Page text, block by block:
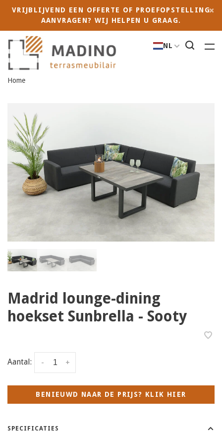
VRIJBLIJVEND EEN OFFERTE OF PROEFOPSTELLING
AANVRAGEN? WIJ HELPEN U GRAAG.
NL
Home
Madrid lounge-dining
hoekset Sunbrella - Sooty
Aantal: +
-
BENIEUWD NAAR DE PRIJS? KLIK HIER
SPECIFICATIES